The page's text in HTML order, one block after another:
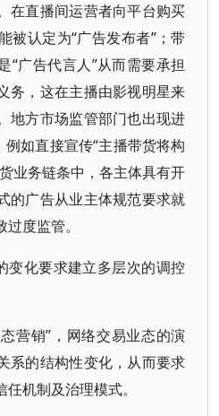
在直播间运营者向平台购买
被认定为“广告发布者”；带
“广告代言人”从而需要承担
务，这在主播由影视明星来
地方市场监管部门也出现进
例如直接宣传“主播带货将构
业务链条中，各主体具有开
的广告从业主体规范要求就
度监管。
变化要求建立多层次的调控
营销”，网络交易业态的演
系的结构性变化，从而要求
机制及治理模式。